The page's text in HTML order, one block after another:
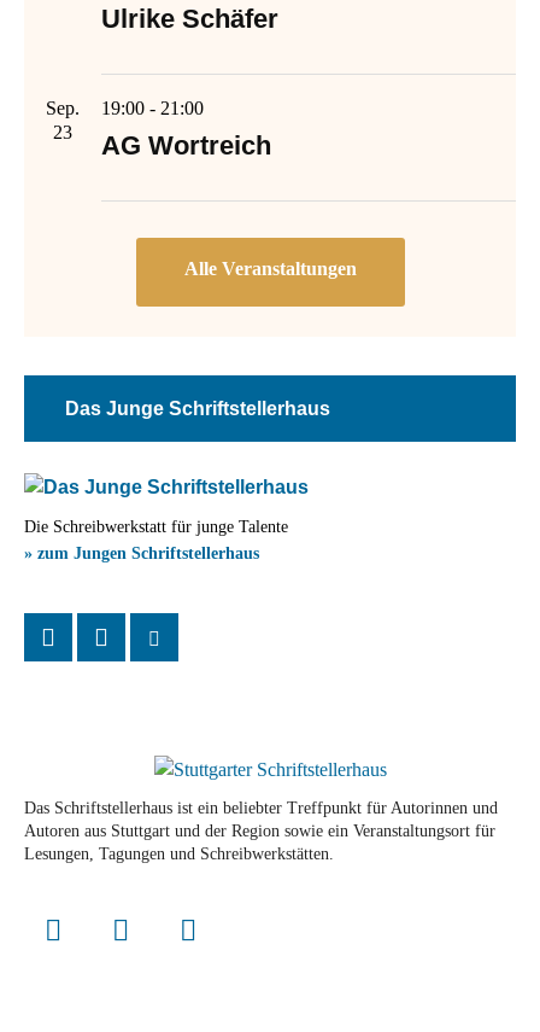
Ulrike Schäfer
Sep.
23
19:00 - 21:00
AG Wortreich
Das Junge Schriftstellerhaus
Die Schreibwerkstatt für junge Talente
» zum Jungen Schriftstellerhaus
Das Schriftstellerhaus ist ein beliebter Treffpunkt für Autorinnen und
Autoren aus Stuttgart und der Region sowie ein Veranstaltungsort für
Lesungen, Tagungen und Schreibwerkstätten.